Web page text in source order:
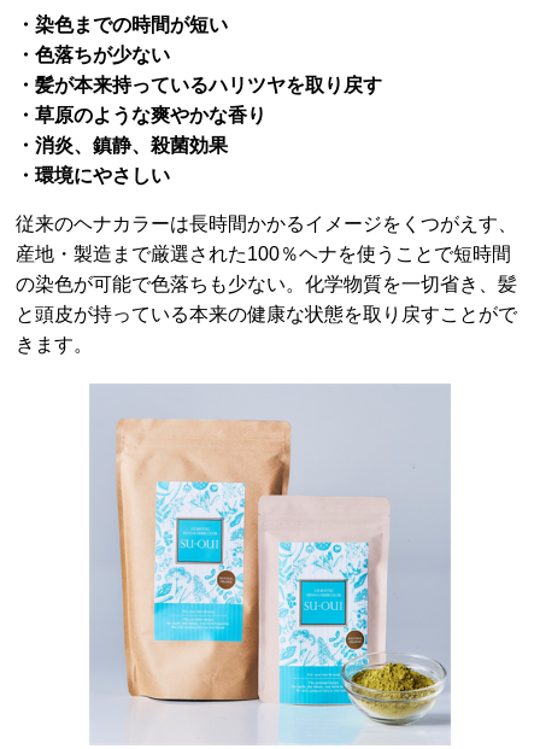
・染色までの時間が短い
・色落ちが少ない
・髪が本来持っているハリツヤを取り戻す
・草原のような爽やかな香り
・消炎、鎮静、殺菌効果
・環境にやさしい
従来のヘナカラーは長時間かかるイメージをくつがえす、
産地・製造まで厳選された100％ヘナを使うことで短時間
の染色が可能で色落ちも少ない。化学物質を一切省き、髪
と頭皮が持っている本来の健康な状態を取り戻すことがで
きます。